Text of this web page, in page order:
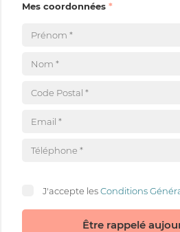
Mes coordonnées
J'accepte lesConditions
Être rappelé